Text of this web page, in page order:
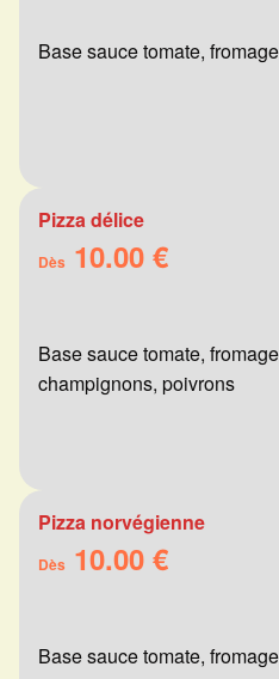
Base sauce tomate,
Pizza délice
Dès 10.00 €
Base sauce tomate,
champignons, poivrons
Pizza norvégienne
Dès 10.00 €
Base sauce tomate,